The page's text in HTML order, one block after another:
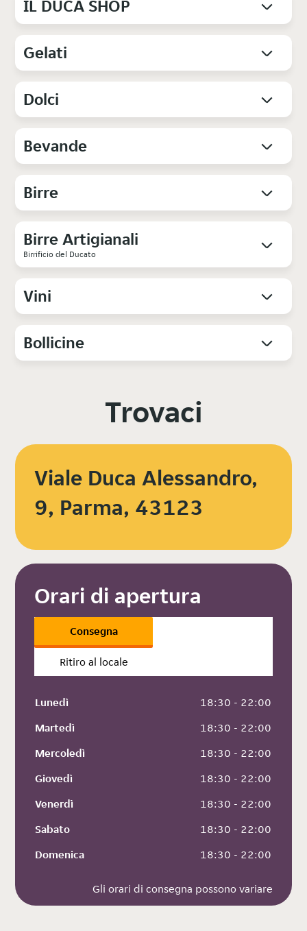
IL DUCA SHOP
Gelati
Dolci
Bevande
Birre
Birre Artigianali
Birrificio del Ducato
Vini
Bollicine
Trovaci
Viale Duca Alessandro,
9, Parma, 43123
Orari di apertura
Consegna
Ritiro al locale
Lunedì
18:30 - 22:00
Martedì
18:30 - 22:00
Mercoledì
18:30 - 22:00
Giovedì
18:30 - 22:00
Venerdì
18:30 - 22:00
Sabato
18:30 - 22:00
Domenica
18:30 - 22:00
Gli orari di consegna possono variare